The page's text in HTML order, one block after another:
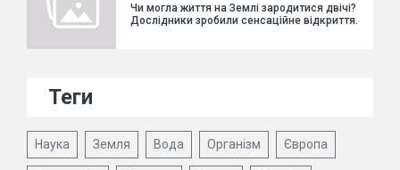
Чи могла життя на Землі зародитися двічі?
Дослідники зробили сенсаційне відкриття.
Теги
Наука Земля Вода Організм Європа